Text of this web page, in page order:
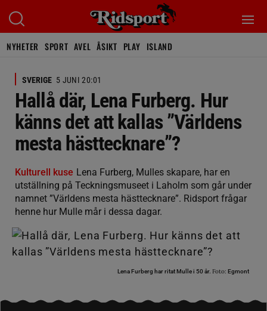
NYHETER SPORT AVEL ÅSIKT PLAY ISLAND
SVERIGE 5 JUNI 20:01
Hallå där, Lena Furberg. Hur
känns det att kallas ”Världens
mesta hästtecknare”?
Kulturell kuse Lena Furberg, Mulles skapare, har en
utställning på Teckningsmuseet i Laholm som går under
namnet ”Världens mesta hästtecknare”. Ridsport frågar
henne hur Mulle mår i dessa dagar.
Lena Furberg har ritat Mulle i 50 år. Foto: Egmont